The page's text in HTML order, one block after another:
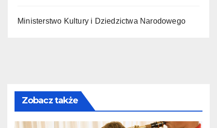
Ministerstwo Kultury i Dziedzictwa Narodowego
Zobacz także